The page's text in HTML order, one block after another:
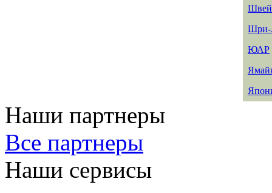
Шри-
ЮАР
Наши партнеры
Все партнеры
Наши сервисы